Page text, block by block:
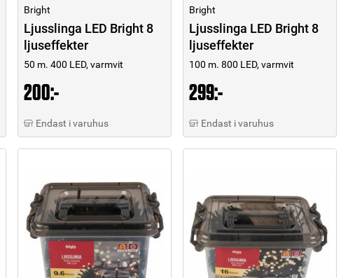
Bright
Ljusslinga LED Bright 8
ljuseffekter
50 m. 400 LED, varmvit
200:-
Endast i varuhus
Bright
Ljusslinga LED Bright 8
ljuseffekter
100 m. 800 LED, varmvit
299:-
Endast i varuhus